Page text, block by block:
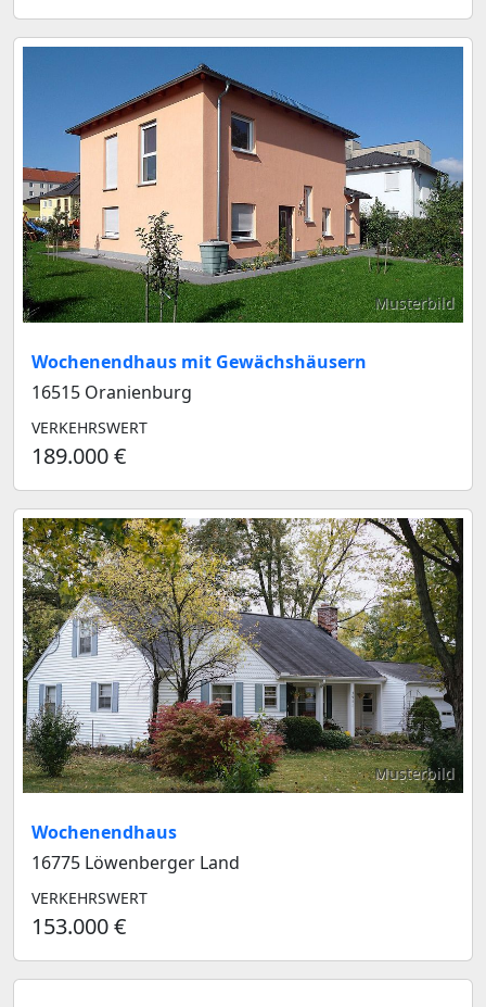
Musterbild
Wochenendhaus mit Gewächshäusern
16515 Oranienburg
VERKEHRSWERT
189.000 €
Musterbild
Wochenendhaus
16775 Löwenberger Land
VERKEHRSWERT
153.000 €